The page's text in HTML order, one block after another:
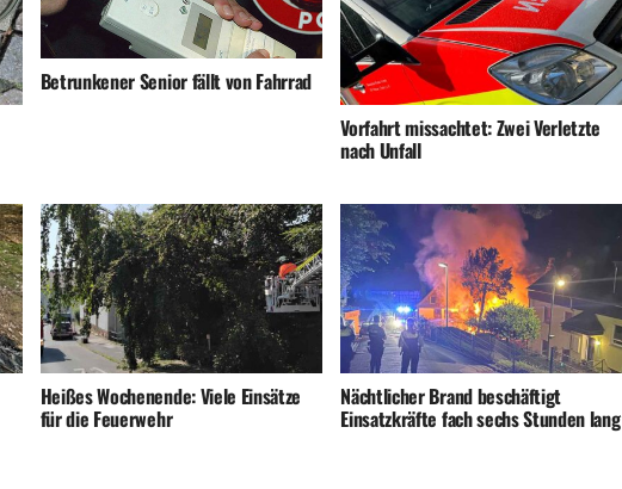
Betrunkener Senior fällt von Fahrrad
Vorfahrt missachtet: Zwei Verletzte
nach Unfall
Heißes Wochenende: Viele Einsätze
für die Feuerwehr
Nächtlicher Brand beschäftigt
Einsatzkräfte fach sechs Stunden lang